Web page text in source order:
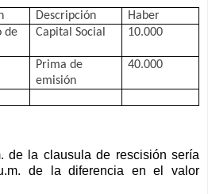
Descripción
Haber
de
Capital Social 10.000
Prima de
emisión
40.000
de la clausula de rescisión sería
de la diferencia en el valor